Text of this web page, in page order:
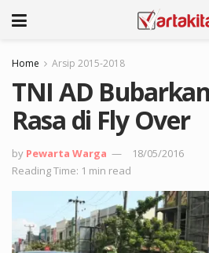
Home Arsip 2015-2018
TNI AD
Rasa di Fly Over
by Pewarta Warga
18/05/2016
Reading Time: 1 min read